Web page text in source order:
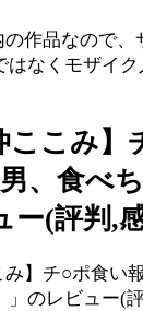
作品なので、
なくモザイク
ここみ】
、食べ
(評判,
】チ○ポ食い
のレビュー(